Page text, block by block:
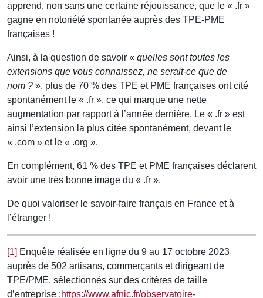
apprend, non sans une certaine réjouissance, que le « .fr »
gagne en notoriété spontanée auprès des TPE-PME
françaises !
Ainsi, à la question de savoir « quelles sont toutes les
extensions que vous connaissez, ne serait-ce que de
nom ? », plus de 70 % des TPE et PME françaises ont cité
spontanément le « .fr », ce qui marque une nette
augmentation par rapport à l’année dernière. Le « .fr » est
ainsi l’extension la plus citée spontanément, devant le
« .com » et le « .org ».
En complément, 61 % des TPE et PME françaises déclarent
avoir une très bonne image du « .fr ».
De quoi valoriser le savoir-faire français en France et à
l’étranger !
[1] Enquête réalisée en ligne du 9 au 17 octobre 2023
auprès de 502 artisans, commerçants et dirigeant de
TPE/PME, sélectionnés sur des critères de taille
d’entreprise :https://www.afnic.fr/observatoire-